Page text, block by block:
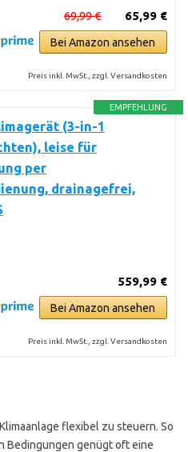
65,99 €
69,99 €
Bei Amazon ansehen
Preis inkl. MwSt., zzgl. Versandkosten
EMPFEHLUNG
(3-in-1
leise für
per
drainagefrei,
559,99 €
Bei Amazon ansehen
Preis inkl. MwSt., zzgl. Versandkosten
flexibel zu steuern. So
Bedingungen genügt oft eine